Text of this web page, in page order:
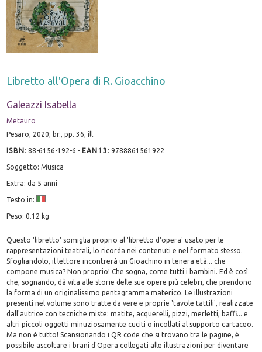
Libretto all'Opera di R. Gioacchino
Galeazzi Isabella
Metauro
Pesaro, 2020; br., pp. 36, ill.
ISBN:88-6156-192-6 - EAN13 :9788861561922
Soggetto: Musica
Extra: da 5 anni
Testo in:
Peso: 0.12 kg
Questo 'libretto' somiglia proprio al 'libretto d'opera' usato per le
rappresentazioni teatrali, lo ricorda nei contenuti e nel formato stesso.
Sfogliandolo, il lettore incontrerà un Gioachino in tenera età... che
compone musica? Non proprio! Che sogna, come tutti i bambini. Ed è così
che, sognando, dà vita alle storie delle sue opere più celebri, che prendono
la forma di un originalissimo pentagramma materico. Le illustrazioni
presenti nel volume sono tratte da vere e proprie 'tavole tattili', realizzate
dall'autrice con tecniche miste: matite, acquerelli, pizzi, merletti, baffi... e
altri piccoli oggetti minuziosamente cuciti o incollati al supporto cartaceo.
Ma non è tutto! Scansionando i QR code che si trovano tra le pagine, è
possibile ascoltare i brani d'Opera collegati alle illustrazioni per diventare